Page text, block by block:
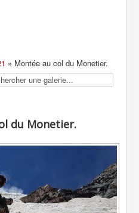
» Montée au col du Monetier.
du Monetier.